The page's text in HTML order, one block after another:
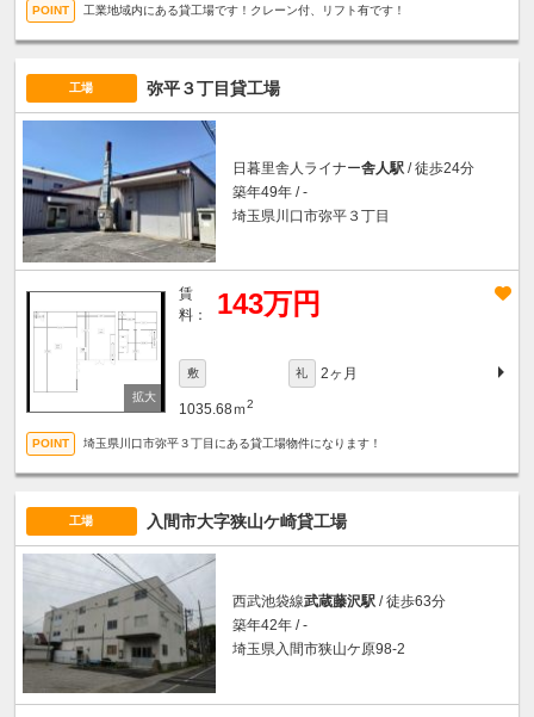
工業地域内にある貸工場です！クレーン付、リフト有です！
工場 弥平３丁目貸工場
日暮里舎人ライナー舎人駅 / 徒歩24分
築年49年 / -
埼玉県川口市弥平３丁目
賃
料：
143万円
敷 礼 2ヶ月
1035.68ｍ2
埼玉県川口市弥平３丁目にある貸工場物件になります！
工場 入間市大字狭山ケ崎貸工場
西武池袋線武蔵藤沢駅 / 徒歩63分
築年42年 / -
埼玉県入間市狭山ケ原98-2